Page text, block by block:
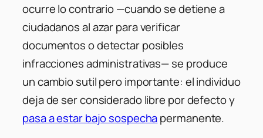
ocurre lo contrario —cuando se detiene a
ciudadanos al azar para verificar
documentos o detectar posibles
infracciones administrativas— se produce
un cambio sutil pero importante: el individuo
deja de ser considerado libre por defecto y
pasa a estar bajo sospechapermanente.